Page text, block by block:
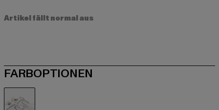
Artikel fällt normal aus
FARBOPTIONEN